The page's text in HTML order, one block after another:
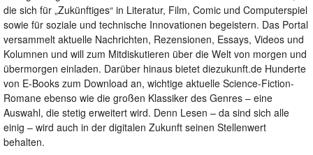
die sich für „Zukünftiges“ in Literatur, Film, Comic und Computerspiel
sowie für soziale und technische Innovationen begeistern. Das Portal
versammelt aktuelle Nachrichten, Rezensionen, Essays, Videos und
Kolumnen und will zum Mitdiskutieren über die Welt von morgen und
übermorgen einladen. Darüber hinaus bietet diezukunft.de Hunderte
von E-Books zum Download an, wichtige aktuelle Science-Fiction-
Romane ebenso wie die großen Klassiker des Genres – eine
Auswahl, die stetig erweitert wird. Denn Lesen – da sind sich alle
einig – wird auch in der digitalen Zukunft seinen Stellenwert
behalten.